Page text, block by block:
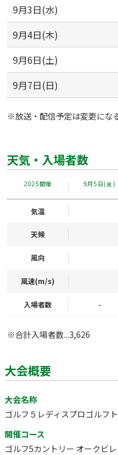
9月3日(水)
9月4日(木)
9月6日(土)
9月7日(日)
※放送・配信予定は変更にな
天気・入場者数
2025開催 9月5日(金)
気温
天候
風向
風速(m/s)
入場者数 -
※合計入場者数...3,626
大会概要
大会名称
ゴルフ５レディスプロゴルフ
開催コース
ゴルフ5カントリー オークビ